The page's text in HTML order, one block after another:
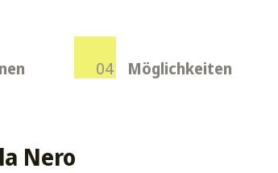
Möglichkeiten
Nero